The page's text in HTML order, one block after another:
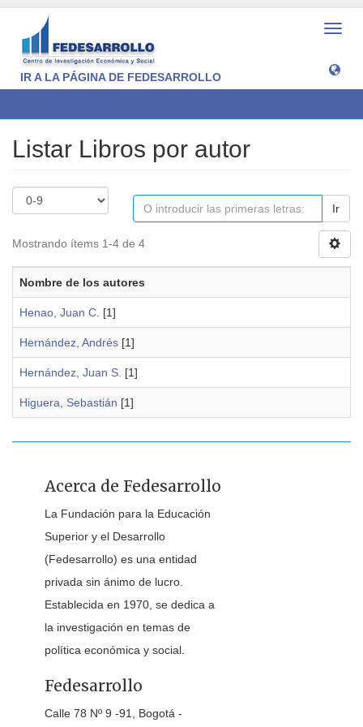
IR A LA PÁGINA DE FEDESARROLLO
Listar Libros por autor
Ir
Mostrando ítems 1-4 de 4
Nombre de los autores
Henao, Juan C. [1]
Hernández, Andrés [1]
Hernández, Juan S. [1]
Higuera, Sebastián [1]
Acerca de Fedesarrollo
La Fundación para la Educación
Superior y el Desarrollo
(Fedesarrollo) es una entidad
privada sin ánimo de lucro.
Establecida en 1970, se dedica a
la investigación en temas de
política económica y social.
Fedesarrollo
Calle 78 Nº 9 -91, Bogotá -